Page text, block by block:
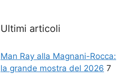
Ultimi articoli
Man Ray alla Magnani-Rocca:
la grande mostra del 2026 7